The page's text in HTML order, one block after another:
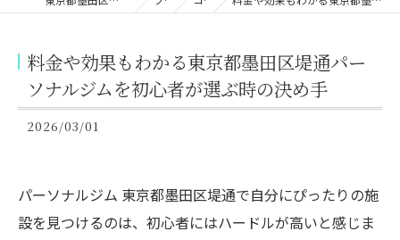
料金や効果もわかる東京都墨田区堤通パー
ソナルジムを初心者が選ぶ時の決め手
2026/03/01
パーソナルジム 東京都墨田区堤通で自分にぴったりの施
設を見つけるのは、初心者にはハードルが高いと感じま